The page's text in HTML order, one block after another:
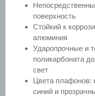
поверхность
Стойкий к
алюминия
Ударопрочные и
поликарбоната
свет
Цвета плафонов:
синий и